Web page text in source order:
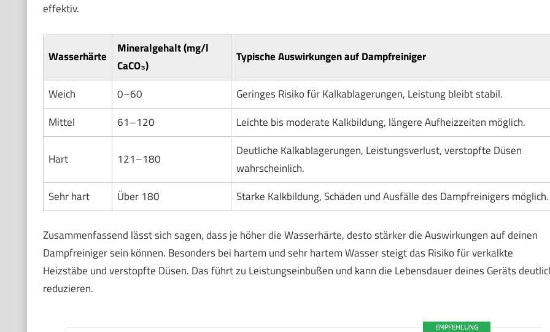
effektiv.
Wasserhärte
Mineralgehalt (mg/l
CaCO₃)
Typische Auswirkungen auf Dampfreiniger
Weich 0–60
Geringes Risiko für Kalkablagerungen, Leistung bleibt stabil.
Mittel
61–120 Leichte bis moderate Kalkbildung, längere Aufheizzeiten möglich.
Hart 121–180
Deutliche Kalkablagerungen, Leistungsverlust, verstopfte Düsen
wahrscheinlich.
Sehr hart
Über 180 Starke Kalkbildung, Schäden und Ausfälle des Dampfreinigers möglich.
Zusammenfassend lässt sich sagen, dass je höher die Wasserhärte, desto stärker die Auswirkungen auf deinen
Dampfreiniger sein können. Besonders bei hartem und sehr hartem Wasser steigt das Risiko für verkalkte
Heizstäbe und verstopfte Düsen. Das führt zu Leistungseinbußen und kann die Lebensdauer deines Geräts
reduzieren.
EMPFEHLUNG